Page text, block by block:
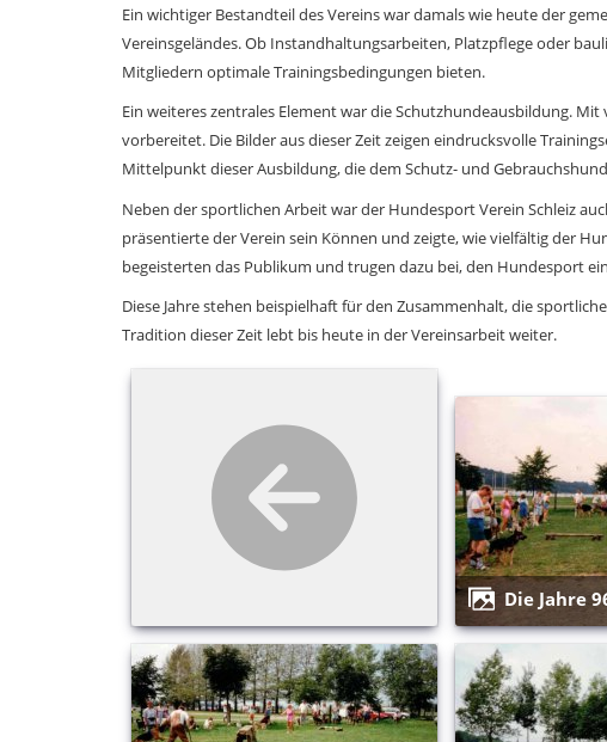
Ein wichtiger Bestandteil des Vereins war damals wie heute der
Vereinsgeländes. Ob Instandhaltungsarbeiten, Platzpflege oder
Mitgliedern optimale Trainingsbedingungen bieten.
Ein weiteres zentrales Element war die Schutzhundeausbildung.
vorbereitet. Die Bilder aus dieser Zeit zeigen eindrucksvolle
Mittelpunkt dieser Ausbildung, die dem Schutz- und
Neben der sportlichen Arbeit war der Hundesport Verein Schleiz
präsentierte der Verein sein Können und zeigte, wie vielfältig der
begeisterten das Publikum und trugen dazu bei, den Hundesport
Diese Jahre stehen beispielhaft für den Zusammenhalt, die
Tradition dieser Zeit lebt bis heute in der Vereinsarbeit weiter.
Die Jahre